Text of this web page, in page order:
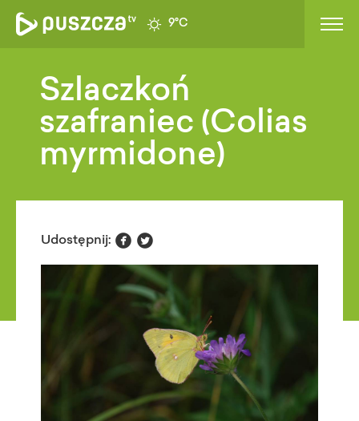
9°C
Szlaczkoń
szafraniec (Colias
myrmidone)
Udostępnij:  